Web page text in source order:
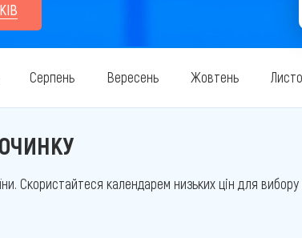
Серпень Вересень Жовтень
Скористайтеся календарем низьких цін для вибору